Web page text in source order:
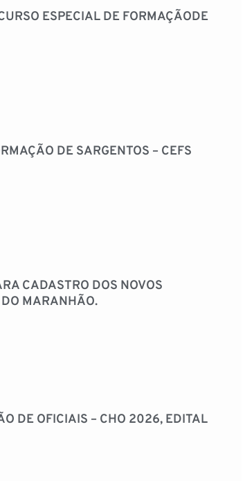
ESPECIAL DE FORMAÇÃODE
DE SARGENTOS – CEFS
CADASTRO DOS NOVOS
MARANHÃO.
DE OFICIAIS – CHO 2026, EDITAL